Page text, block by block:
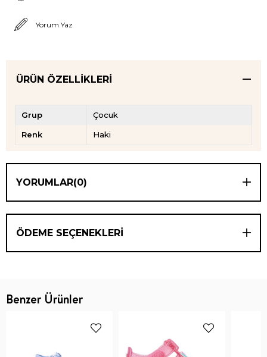
Yorum Yaz
ÜRÜN ÖZELLIKLERI
Grup Çocuk
Renk Haki
YORUMLAR(0)
ÖDEME SEÇENEKLERI
Benzer Ürünler